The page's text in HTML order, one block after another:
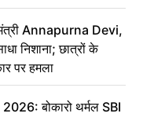
मंत्री Annapurna Devi,
निशाना; छात्रों के
पर हमला
बोकारो थर्मल SBI